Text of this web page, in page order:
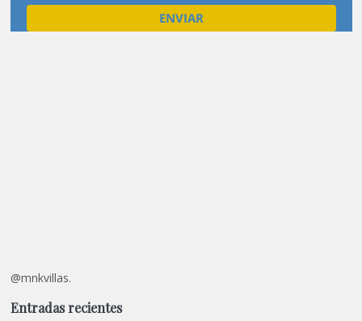
@mnkvillas.
Entradas recientes